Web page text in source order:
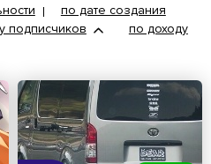
по дате создания
подписчиков по доходу